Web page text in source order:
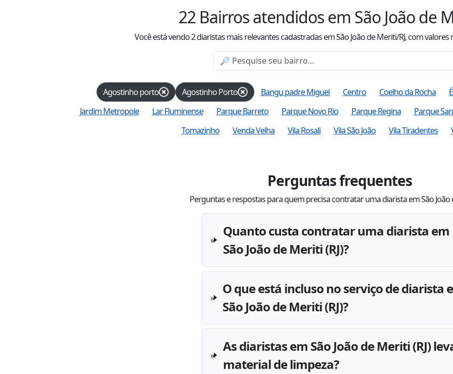
22 Bairros atendidosem São João de
Você está vendo2diaristas mais relevantes cadastradasem São João de Meriti/RJ, com valores
Agostinho porto Agostinho Porto Bangu padre Miguel Centro Coelho da Rocha
Jardim Metropole
Lar Fluminense Parque Barreto Parque Novo Rio Parque Regina
Parque
Tomazinho
Venda Velha Vila Rosali Vila São João Vila Tiradentes
Perguntas frequentes
Perguntas e respostas para quem precisa contratar uma diarista em São João
Quanto custa contratar uma diarista em
São João de Meriti (RJ)?
O que está incluso no serviço de diarista
São João de Meriti (RJ)?
As diaristas em São João de Meriti (RJ)
material de limpeza?